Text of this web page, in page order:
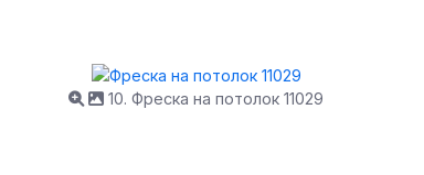
10. Фреска на потолок 11029